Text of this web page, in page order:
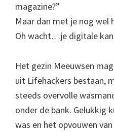
magazine?”
Maar dan met je nog wel
Oh wacht…je digitale
Het gezin Meeuwsen
uit Lifehackers bestaan,
steeds overvolle
onder de bank. Gelukkig
was en het opvouwen